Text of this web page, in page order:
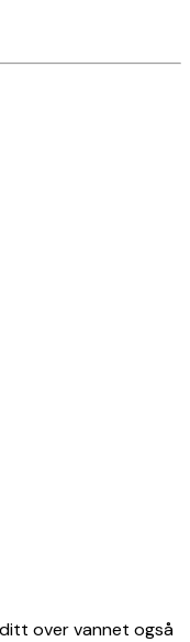
over vannet også